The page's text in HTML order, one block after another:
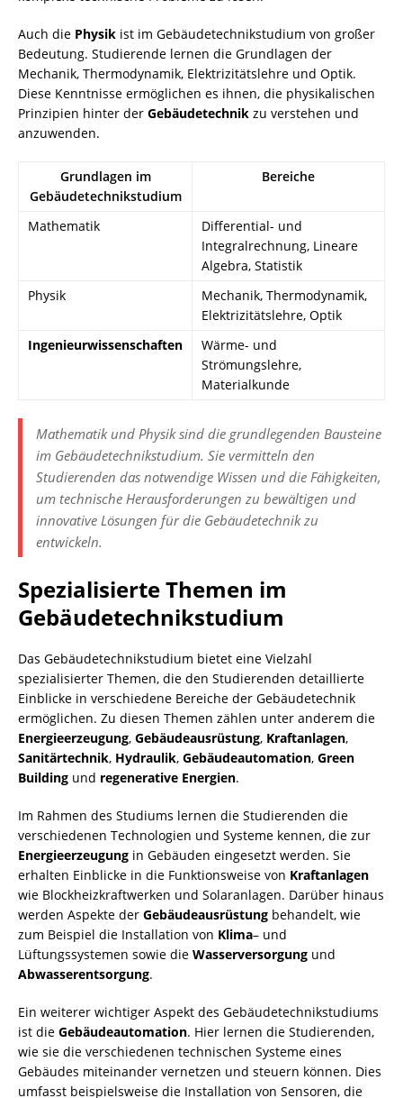
Auch die Physik ist im Gebäudetechnikstudium von großer
Bedeutung. Studierende lernen die Grundlagen der
Mechanik, Thermodynamik, Elektrizitätslehre und Optik.
Diese Kenntnisse ermöglichen es ihnen, die physikalischen
Prinzipien hinter der Gebäudetechnik zu verstehen und
anzuwenden.
Grundlagen im
Gebäudetechnikstudium
Bereiche
Mathematik
Differential- und
Integralrechnung, Lineare
Algebra, Statistik
Physik
Mechanik, Thermodynamik,
Elektrizitätslehre, Optik
Ingenieurwissenschaften
Wärme- und
Strömungslehre,
Materialkunde
Mathematik und Physik sind die grundlegenden Bausteine
im Gebäudetechnikstudium. Sie vermitteln den
Studierenden das notwendige Wissen und die Fähigkeiten,
um technische Herausforderungen zu bewältigen und
innovative Lösungen für die Gebäudetechnik zu
entwickeln.
Spezialisierte Themen im
Gebäudetechnikstudium
Das Gebäudetechnikstudium bietet eine Vielzahl
spezialisierter Themen, die den Studierenden detaillierte
Einblicke in verschiedene Bereiche der Gebäudetechnik
ermöglichen. Zu diesen Themen zählen unter anderem die
Energieerzeugung, Gebäudeausrüstung, Kraftanlagen,
Sanitärtechnik, Hydraulik, Gebäudeautomation, Green
Building und regenerative Energien.
Im Rahmen des Studiums lernen die Studierenden die
verschiedenen Technologien und Systeme kennen, die zur
Energieerzeugung in Gebäuden eingesetzt werden. Sie
erhalten Einblicke in die Funktionsweise von Kraftanlagen
wie Blockheizkraftwerken und Solaranlagen. Darüber hinaus
werden Aspekte der Gebäudeausrüstung behandelt, wie
zum Beispiel die Installation von Klima– und
Lüftungssystemen sowie die Wasserversorgung und
Abwasserentsorgung.
Ein weiterer wichtiger Aspekt des Gebäudetechnikstudiums
ist die Gebäudeautomation. Hier lernen die Studierenden,
wie sie die verschiedenen technischen Systeme eines
Gebäudes miteinander vernetzen und steuern können. Dies
umfasst beispielsweise die Installation von Sensoren, die